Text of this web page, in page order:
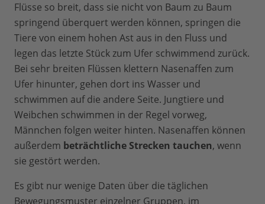
Flüsse so breit, dass sie nicht von Baum zu Baum
springend überquert werden können, springen die
Tiere von einem hohen Ast aus in den Fluss und
legen das letzte Stück zum Ufer schwimmend zurück.
Bei sehr breiten Flüssen klettern Nasenaffen zum
Ufer hinunter, gehen dort ins Wasser und
schwimmen auf die andere Seite. Jungtiere und
Weibchen schwimmen in der Regel vorweg,
Männchen folgen weiter hinten. Nasenaffen können
außerdem beträchtliche Strecken tauchen, wenn
sie gestört werden.
Es gibt nur wenige Daten über die täglichen
Bewegungsmuster einzelner Gruppen, im